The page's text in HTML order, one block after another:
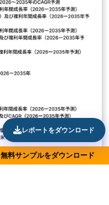
無料サンプルをダウンロード
レポートをダウンロード